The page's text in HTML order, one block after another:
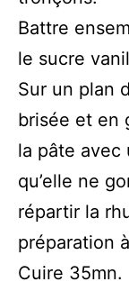
Battre
le sucre
Sur un plan
brisée et en
la pâte
qu’elle ne
répartir la
préparation
Cuire 35mn.